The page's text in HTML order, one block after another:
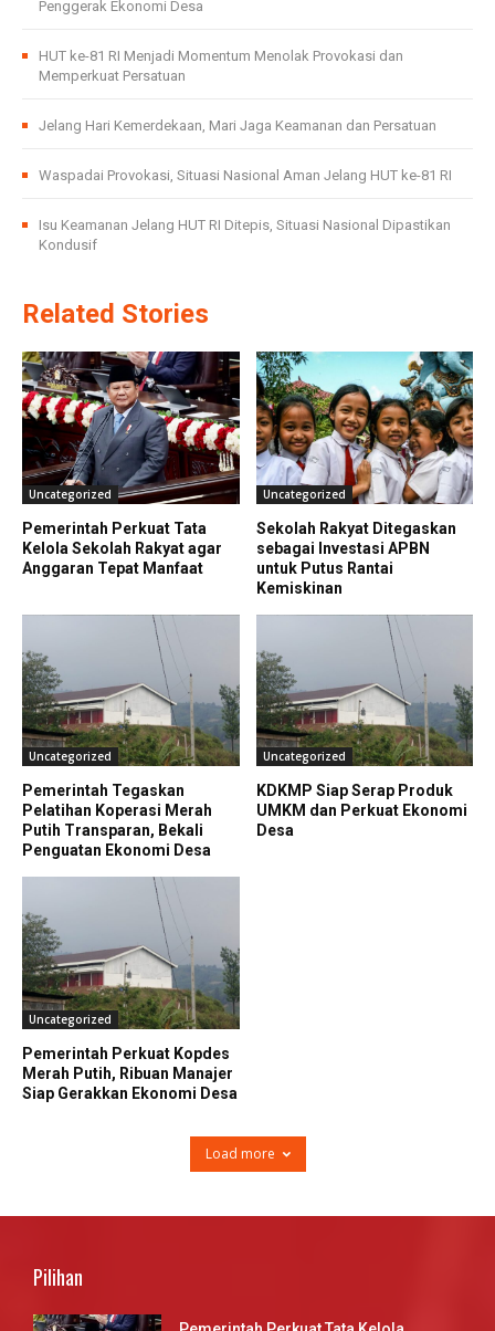
Penggerak Ekonomi Desa
HUT ke-81 RI Menjadi Momentum Menolak Provokasi dan
Memperkuat Persatuan
Jelang Hari Kemerdekaan, Mari Jaga Keamanan dan Persatuan
Waspadai Provokasi, Situasi Nasional Aman Jelang HUT ke-81 RI
Isu Keamanan Jelang HUT RI Ditepis, Situasi Nasional Dipastikan
Kondusif
Related Stories
Uncategorized
Pemerintah Perkuat Tata
Kelola Sekolah Rakyat agar
Anggaran Tepat Manfaat
Uncategorized
Sekolah Rakyat Ditegaskan
sebagai Investasi APBN
untuk Putus Rantai
Kemiskinan
Uncategorized
Pemerintah Tegaskan
Pelatihan Koperasi Merah
Putih Transparan, Bekali
Penguatan Ekonomi Desa
Uncategorized
KDKMP Siap Serap Produk
UMKM dan Perkuat Ekonomi
Desa
Uncategorized
Pemerintah Perkuat Kopdes
Merah Putih, Ribuan Manajer
Siap Gerakkan Ekonomi Desa
Load more
Pilihan